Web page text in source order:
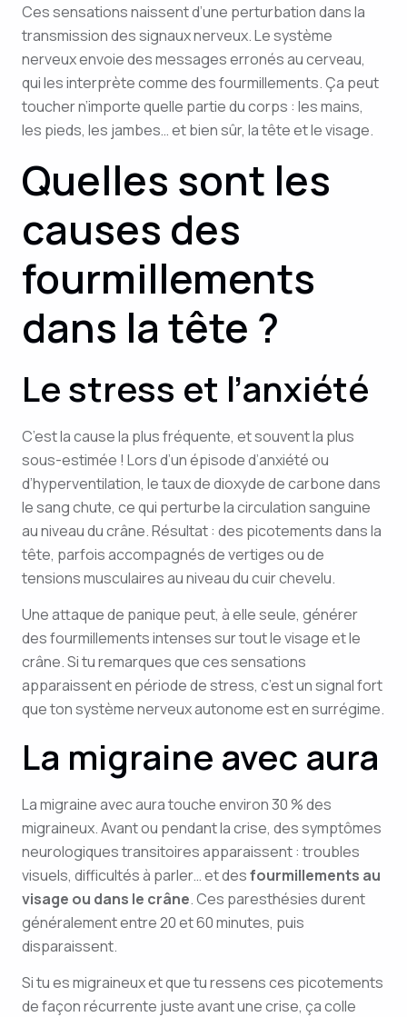
Ces sensations naissent d’une perturbation dans la
transmission des signaux nerveux. Le système
nerveux envoie des messages erronés au cerveau,
qui les interprète comme des fourmillements. Ça peut
toucher n’importe quelle partie du corps : les mains,
les pieds, les jambes… et bien sûr, la tête et le visage.
Quelles sont les
causes des
fourmillements
dans la tête ?
Le stress et l’anxiété
C’est la cause la plus fréquente, et souvent la plus
sous-estimée ! Lors d’un épisode d’anxiété ou
d’hyperventilation, le taux de dioxyde de carbone dans
le sang chute, ce qui perturbe la circulation sanguine
au niveau du crâne. Résultat : des picotements dans la
tête, parfois accompagnés de vertiges ou de
tensions musculaires au niveau du cuir chevelu.
Une attaque de panique peut, à elle seule, générer
des fourmillements intenses sur tout le visage et le
crâne. Si tu remarques que ces sensations
apparaissent en période de stress, c’est un signal fort
que ton système nerveux autonome est en surrégime.
La migraine avec aura
La migraine avec aura touche environ 30 % des
migraineux. Avant ou pendant la crise, des symptômes
neurologiques transitoires apparaissent : troubles
visuels, difficultés à parler… et desfourmillements au
visage ou dans le crâne. Ces paresthésies durent
généralement entre 20 et 60 minutes, puis
disparaissent.
Si tu es migraineux et que tu ressens ces picotements
de façon récurrente juste avant une crise, ça colle